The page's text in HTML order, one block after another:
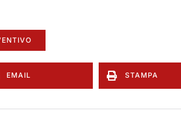
EMAIL STAMPA